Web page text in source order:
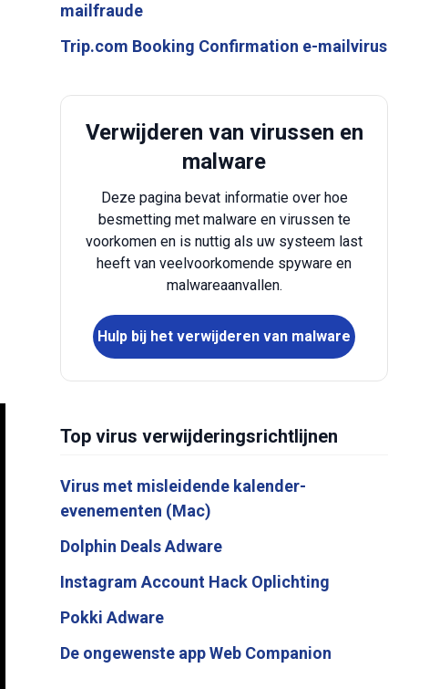
mailfraude
Trip.com Booking Confirmation e-mailvirus
Verwijderen van virussen en
malware
Deze pagina bevat informatie over hoe
besmetting met malware en virussen te
voorkomen en is nuttig als uw systeem last
heeft van veelvoorkomende spyware en
malwareaanvallen.
Hulp bij het verwijderen van malware
Top virus verwijderingsrichtlijnen
Virus met misleidende kalender-
evenementen (Mac)
Dolphin Deals Adware
Instagram Account Hack Oplichting
Pokki Adware
De ongewenste app Web Companion